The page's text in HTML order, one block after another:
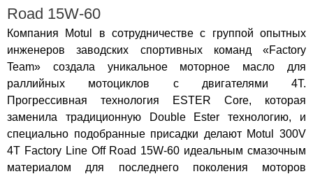
Road 15W-60
Компания Motul в сотрудничестве с группой опытных
инженеров заводских спортивных команд «Factory
Team» создала уникальное моторное масло для
раллийных мотоциклов с двигателями 4Т.
Прогрессивная технология ESTER Core, которая
заменила традиционную Double Ester технологию, и
специально подобранные присадки делают Motul 300V
4T Factory Line Off Road 15W-60 идеальным смазочным
материалом для последнего поколения моторов